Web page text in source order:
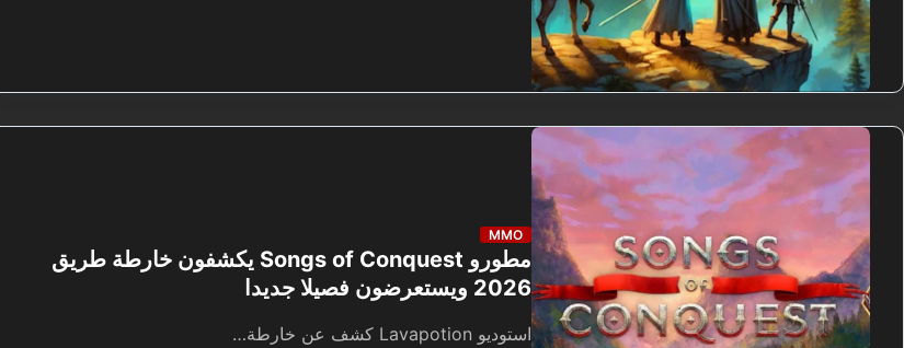
MMO
مطورو Songs of Conquest يكشفون خارطة طريق
2026 ويستعرضون فصيلا جديدا
استوديو Lavapotion كشف عن خارطة…